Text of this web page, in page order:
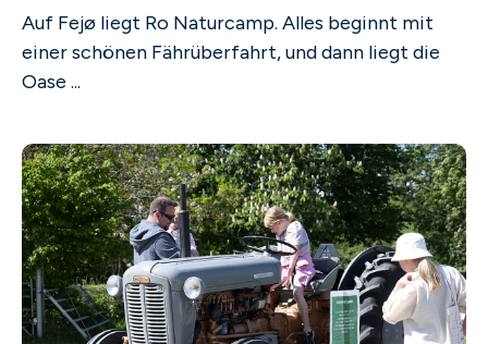
Auf Fejø liegt Ro Naturcamp. Alles beginnt mit
einer schönen Fährüberfahrt, und dann liegt die
Oase ...